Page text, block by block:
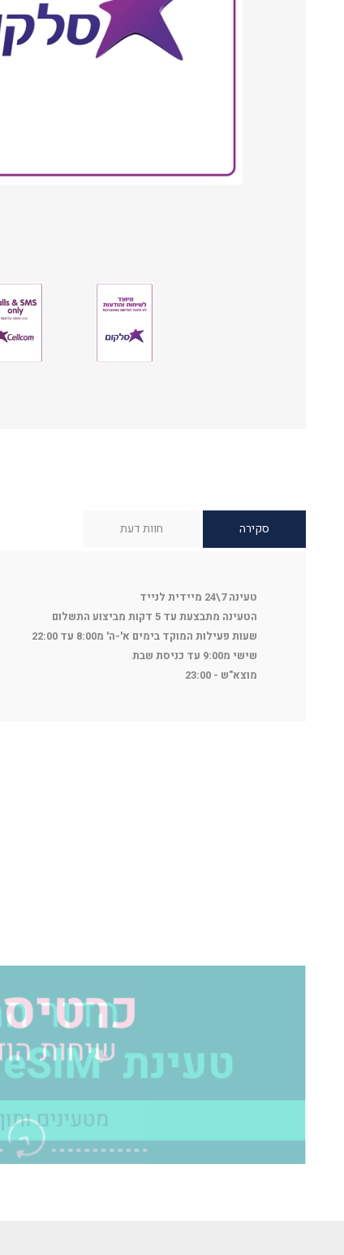
סקירה חוות דעת
טעינה 7\24 מיידית לנייד
הטעינה מתבצעת עד 5 דקות מביצוע התשלום
שעות פעילות המוקד בימים א'-ה' מ8:00 עד 22:00
שישי מ9:00 עד כניסת שבת
מוצא"ש - 23:00